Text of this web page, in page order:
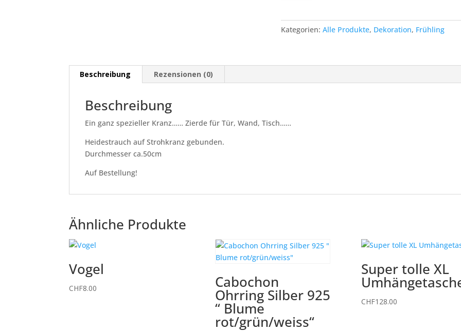
Kategorien:Alle Produkte, Dekoration, Frühling
Beschreibung Rezensionen (0)
Beschreibung
Ein ganz spezieller Kranz…… Zierde für Tür, Wand, Tisch……
Heidestrauch auf Strohkranz gebunden.
Durchmesser ca.50cm
Auf Bestellung!
Ähnliche Produkte
Vogel
CHF8.00 Cabochon
Ohrring Silber 925
“ Blume
rot/grün/weiss“
Super tolle XL
CHF128.00